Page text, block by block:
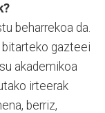
beharrekoa da.
bitarteko gazteei
akademikoa
irteerak
berriz,